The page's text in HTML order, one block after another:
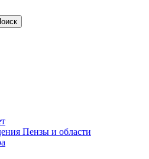
Пензы и области